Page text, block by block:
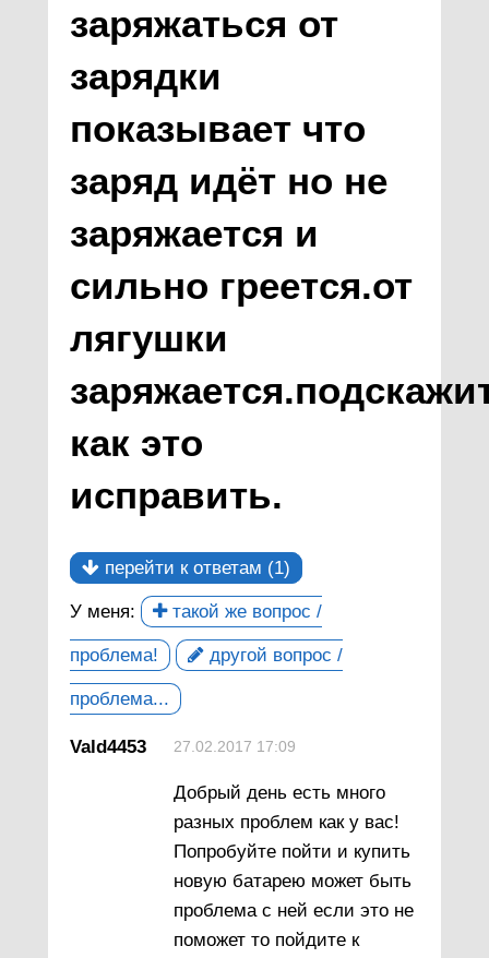
заряжаться от
зарядки
показывает что
заряд идёт но не
заряжается и
сильно греется.от
лягушки
как это
исправить.
перейти к ответам (1)
У меня: такой же вопрос /
проблема! другой вопрос /
проблема...
Vald4453 27.02.2017 17:09
Добрый день есть много
разных проблем как у вас!
Попробуйте пойти и купить
новую батарею может быть
проблема с ней если это не
поможет то пойдите к